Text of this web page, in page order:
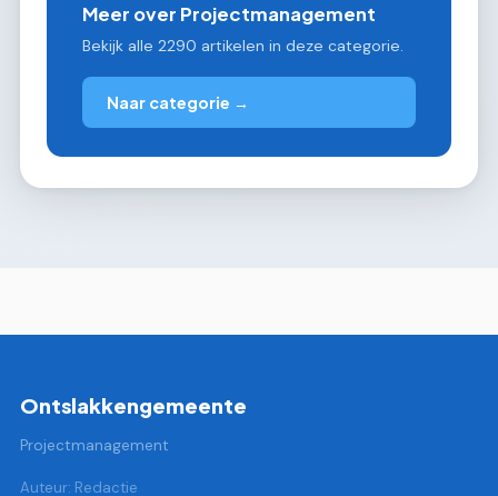
Meer over Projectmanagement
Bekijk alle 2290 artikelen in deze categorie.
Naar categorie →
Ontslakkengemeente
Projectmanagement
Auteur: Redactie